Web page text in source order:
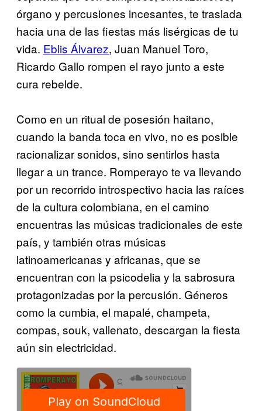
órgano y percusiones incesantes, te traslada
hacia una de las fiestas más lisérgicas de tu
vida. Eblis Álvarez, Juan Manuel Toro,
Ricardo Gallo rompen el rayo junto a este
cura rebelde.
Como en un ritual de posesión haitano,
cuando la banda toca en vivo, no es posible
racionalizar sonidos, sino sentirlos hasta
llegar a un trance. Romperayo te va llevando
por un recorrido introspectivo hacia las raíces
de la cultura colombiana, en el camino
encuentras las músicas tradicionales de este
país, y también otras músicas
latinoamericanas y africanas, que se
encuentran con la psicodelia y la sabrosura
protagonizadas por la percusión. Géneros
como la cumbia, el mapalé, champeta,
compas, souk, vallenato, descargan la fiesta
aún sin electricidad.